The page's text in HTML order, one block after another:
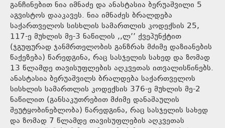
განჩინებით ნია იმნაძე და ანასტასია ბერუაშვილი 5
აგვისტოს დააკავეს. ნია იმნაძეს ბრალდება
საქართველოს სისხლის სამართლის კოდექსის 25,
117-ე მუხლის მე-3 ნაწილის ,,ლ’’ ქვეპუნქტით
(ჯგუფურად ჯანმრთელობის განზრახ მძიმე დაზიანების
წაქეზება) წარედგინა, რაც სასჯელის სახედ და ზომად
13 წლამდე თავისუფლების აღკვეთას ითვალისწინებს.
ანასტასია ბერუაშვილს ბრალდება საქართველოს
სისხლის სამართლის კოდექსის 376-ე მუხლის მე-2
ნაწილით (განსაკუთრებით მძიმე დანაშაულის
შეუტყობინებლობა) წარედგინა, რაც სასჯელის სახედ
და ზომად 7 წლამდე თავისუფლების აღკვეთას